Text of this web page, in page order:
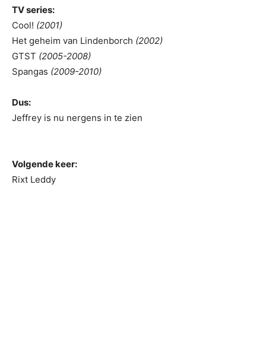
TV series:
Cool! (2001)
Het geheim van Lindenborch (2002)
GTST (2005-2008)
Spangas (2009-2010)
Dus:
Jeffrey is nu nergens in te zien
Volgende keer:
Rixt Leddy